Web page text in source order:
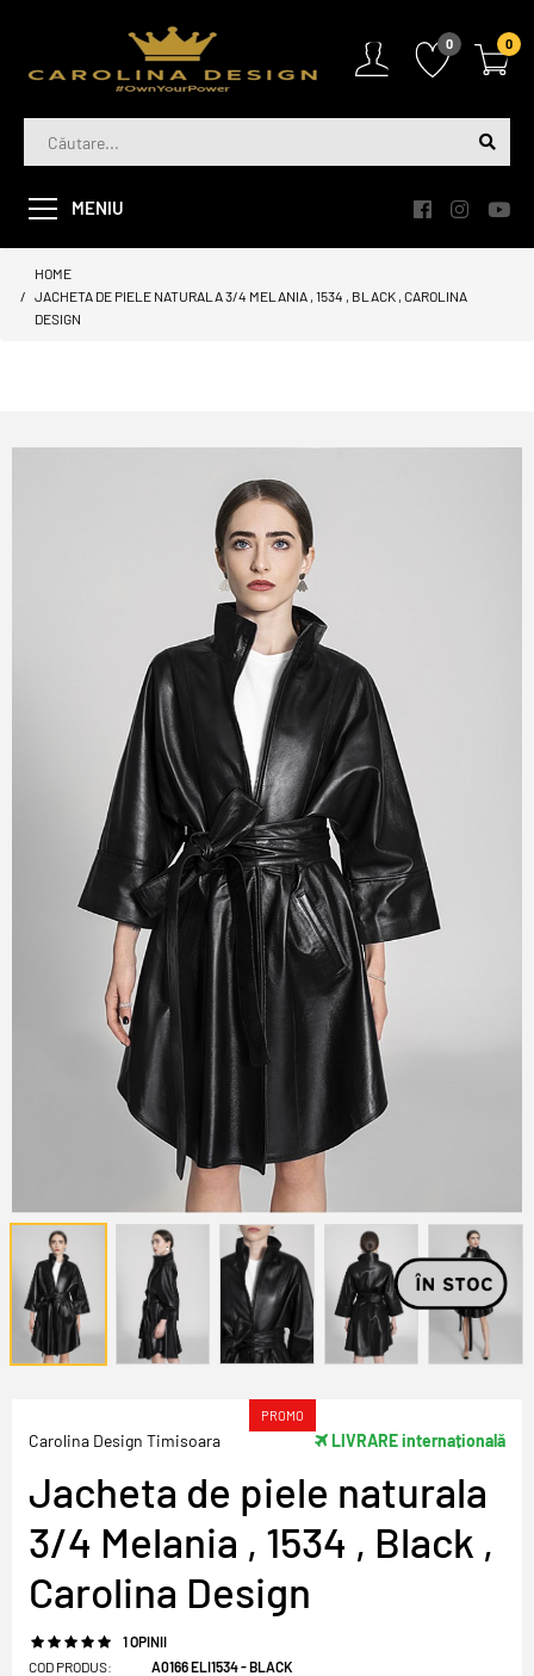
0 0
MENIU
HOME
JACHETA DE PIELE NATURALA 3/4 MELANIA , 1534 , BLACK , CAROLINA
DESIGN
Carolina Design Timisoara
PROMO
LIVRARE internațională
Jacheta de piele naturala
3/4 Melania , 1534 , Black ,
Carolina Design
1 OPINII
COD PRODUS:
A0166 ELI1534 - BLACK